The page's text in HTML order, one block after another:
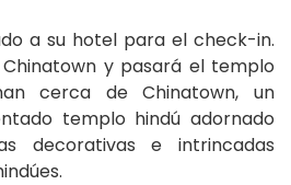
a su hotel para el check-in.
y pasará el templo
cerca de Chinatown, un
templo hindú adornado
decorativas e intrincadas